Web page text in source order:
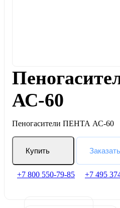
АС-60
Пеногасители ПЕНТА АС-60
Купить
+7 800 550-79-85 +7 495